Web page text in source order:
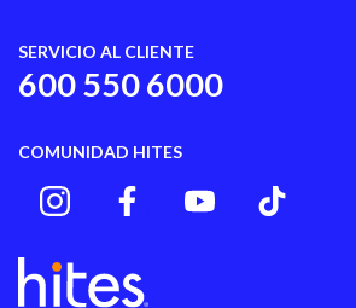
SERVICIO AL CLIENTE
600 550 6000
COMUNIDAD HITES